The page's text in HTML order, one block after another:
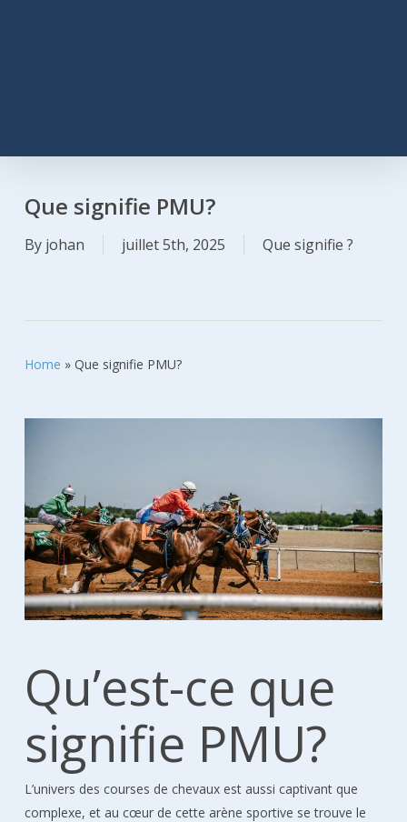
Que signifie PMU?
By johan juillet 5th, 2025 Que signifie ?
Home » Que signifie PMU?
Qu’est-ce que
signifie PMU?
L’univers des courses de chevaux est aussi captivant que
complexe, et au cœur de cette arène sportive se trouve le